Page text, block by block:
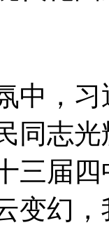
中，
同志
三届
变幻